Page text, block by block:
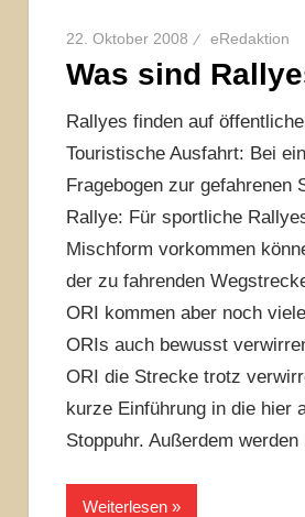
22. Oktober 2008 eRedaktion
Was sind
Rallyes finden auf
Touristische Ausfahrt: Bei
Fragebogen zur gefahrenen
Rallye: Für sportliche
Mischform vorkommen
der zu fahrenden
ORI kommen aber noch
ORIs auch bewusst
ORI die Strecke trotz
kurze Einführung in die hier
Stoppuhr. Außerdem
Weiterlesen